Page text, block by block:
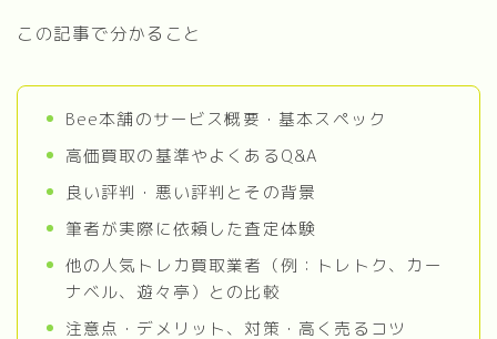
この記事で分かること
Bee本舗のサービス概要・基本スペック
高価買取の基準やよくあるQ&A
良い評判・悪い評判とその背景
筆者が実際に依頼した査定体験
他の人気トレカ買取業者（例：トレトク、カー
ナベル、遊々亭）との比較
注意点・デメリット、対策・高く売るコツ